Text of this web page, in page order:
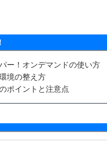
ー！オンデマンドの使い方
境の整え方
ポイントと注意点